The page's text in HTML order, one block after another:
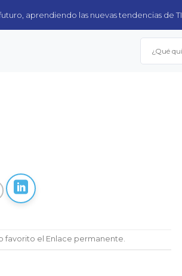
aprendiendo las nuevas tendencias de TI
Buscar
por:
favorito el Enlace permanente.